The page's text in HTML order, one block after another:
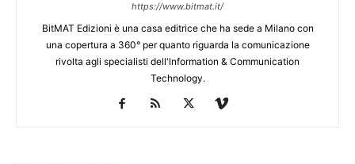
https://www.bitmat.it/
BitMAT Edizioni è una casa editrice che ha sede a Milano con
una copertura a 360° per quanto riguarda la comunicazione
rivolta agli specialisti dell'lnformation & Communication
Technology.